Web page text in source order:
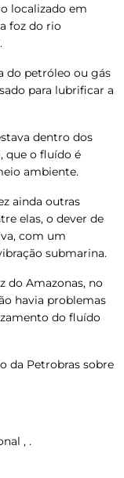
localizado em
foz do rio
do petróleo ou gás
para lubrificar a
dentro dos
que o fluído é
ambiente.
ainda outras
elas, o dever de
com um
submarina.
do Amazonas, no
havia problemas
do fluído
da Petrobras sobre
, .